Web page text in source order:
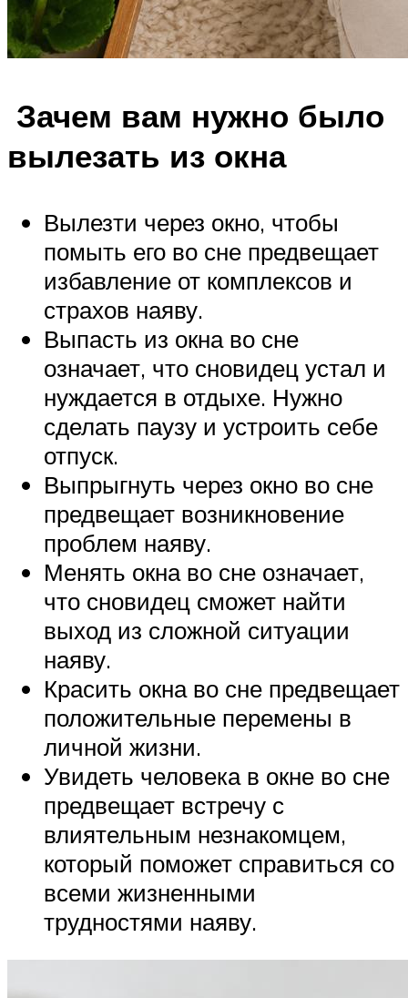
Зачем вам нужно было
вылезать из окна
Вылезти через окно, чтобы
помыть его во сне предвещает
избавление от комплексов и
страхов наяву.
Выпасть из окна во сне
означает, что сновидец устал и
нуждается в отдыхе. Нужно
сделать паузу и устроить себе
отпуск.
Выпрыгнуть через окно во сне
предвещает возникновение
проблем наяву.
Менять окна во сне означает,
что сновидец сможет найти
выход из сложной ситуации
наяву.
Красить окна во сне предвещает
положительные перемены в
личной жизни.
Увидеть человека в окне во сне
предвещает встречу с
влиятельным незнакомцем,
который поможет справиться со
всеми жизненными
трудностями наяву.